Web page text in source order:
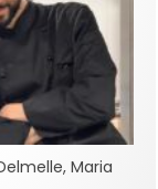
Maria